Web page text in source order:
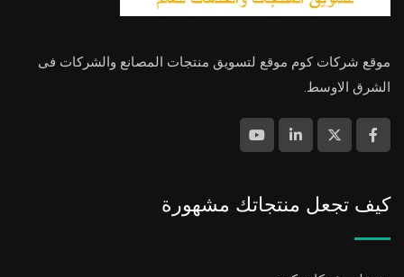
موقع شركات كوم موقع لتسويق منتجات المصانع والشركات فى
الشرق الاوسط.
كيف تجعل منتجاتك مشهورة